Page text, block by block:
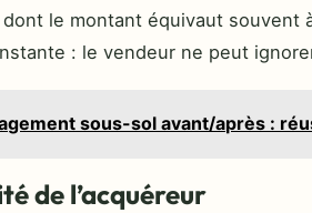
dont le montant équivaut souvent
: le vendeur ne peut
sous-sol avant/après :
de l’acquéreur